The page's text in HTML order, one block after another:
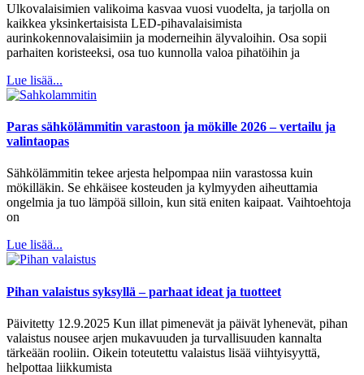
Ulkovalaisimien valikoima kasvaa vuosi vuodelta, ja tarjolla on
kaikkea yksinkertaisista LED-pihavalaisimista
aurinkokennovalaisimiin ja moderneihin älyvaloihin. Osa sopii
parhaiten koristeeksi, osa tuo kunnolla valoa pihatöihin ja
Lue lisää...
Paras sähkölämmitin varastoon ja mökille 2026 – vertailu ja
valintaopas
Sähkölämmitin tekee arjesta helpompaa niin varastossa kuin
mökilläkin. Se ehkäisee kosteuden ja kylmyyden aiheuttamia
ongelmia ja tuo lämpöä silloin, kun sitä eniten kaipaat. Vaihtoehtoja
on
Lue lisää...
Pihan valaistus syksyllä – parhaat ideat ja tuotteet
Päivitetty 12.9.2025 Kun illat pimenevät ja päivät lyhenevät, pihan
valaistus nousee arjen mukavuuden ja turvallisuuden kannalta
tärkeään rooliin. Oikein toteutettu valaistus lisää viihtyisyyttä,
helpottaa liikkumista